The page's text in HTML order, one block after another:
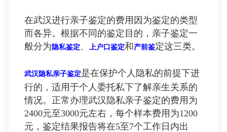
在武汉进行亲子鉴定的费用因为鉴定的类型
而各异。根据不同的鉴定目的，亲子鉴定一
般分为 隐私鉴定 、 上户口鉴定和 产前鉴定这三类。
武汉隐私亲子鉴定是在保护个人隐私的前提下进
行的，适用于个人委托私下了解亲生关系的
情况。正常办理武汉隐私亲子鉴定的费用为
2400元至3000元左右，每个样本费用为1200
元，鉴定结果报告将在5至7个工作日内出